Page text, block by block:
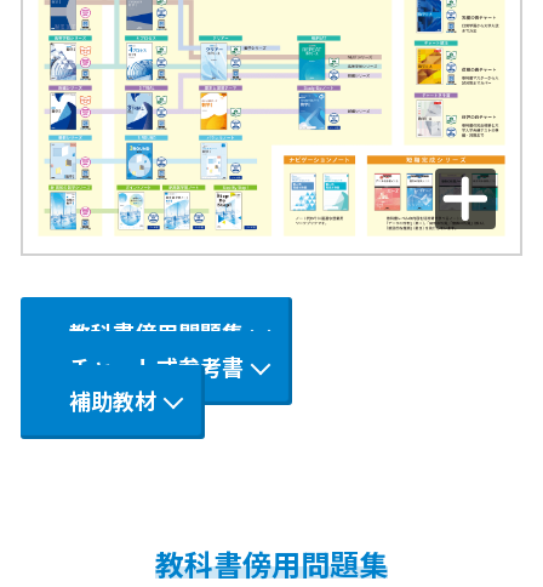
教科書傍用問題集
チャート式参考書
補助教材
教科書傍用問題集